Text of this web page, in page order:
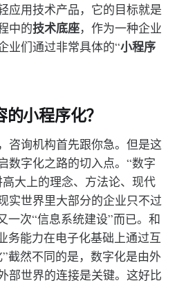
应用技术产品，它的目标就是
中的技术底座，作为一种企业
业们通过非常具体的“小程序
小程序化？
咨询机构首先跟你急。但是这
数字化之路的切入点。“数字
大上的理念、方法论、现代
实世界里大部分的企业只不过
一次“信息系统建设”而已。和
务能力在电子化基础上通过互
截然不同的是，数字化是由外
部世界的连接是关键。这好比